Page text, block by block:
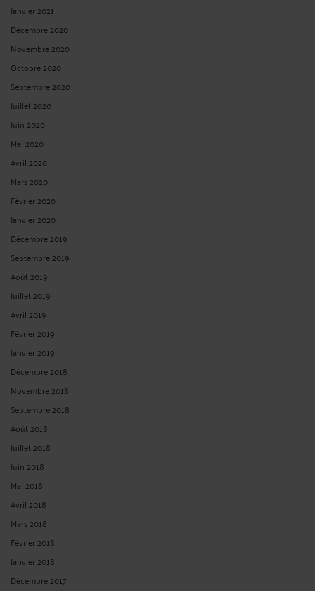
Janvier 2021
Décembre 2020
Novembre 2020
Octobre 2020
Septembre 2020
Juillet 2020
Juin 2020
Mai 2020
Avril 2020
Mars 2020
Février 2020
Janvier 2020
Décembre 2019
Septembre 2019
Août 2019
Juillet 2019
Avril 2019
Février 2019
Janvier 2019
Décembre 2018
Novembre 2018
Septembre 2018
Août 2018
Juillet 2018
Juin 2018
Mai 2018
Avril 2018
Mars 2018
Février 2018
Janvier 2018
Décembre 2017